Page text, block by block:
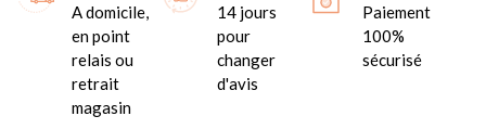
A domicile,
en point
relais ou
retrait
magasin
14 jours
pour
changer
d'avis
Paiement
100%
sécurisé